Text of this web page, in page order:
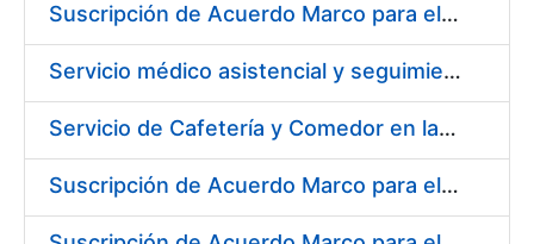
Suscripción de Acuerdo Marco para el Suministro de Material de Electricidad para la Fábrica de Papel de Seguridad de la FNMT-RCM en Burgos
Servicio médico asistencial y seguimiento del absentismo laboral para la FNMT-RCM en su sede de Burgos
Servicio de Cafetería y Comedor en la Sede Central de la Fábrica Nacional de Moneda y Timbre-Real Casa de la Moneda en Madrid
Suscripción de Acuerdo Marco para el Suministro de Herramienta y Materiales Específicos para Mecanizado